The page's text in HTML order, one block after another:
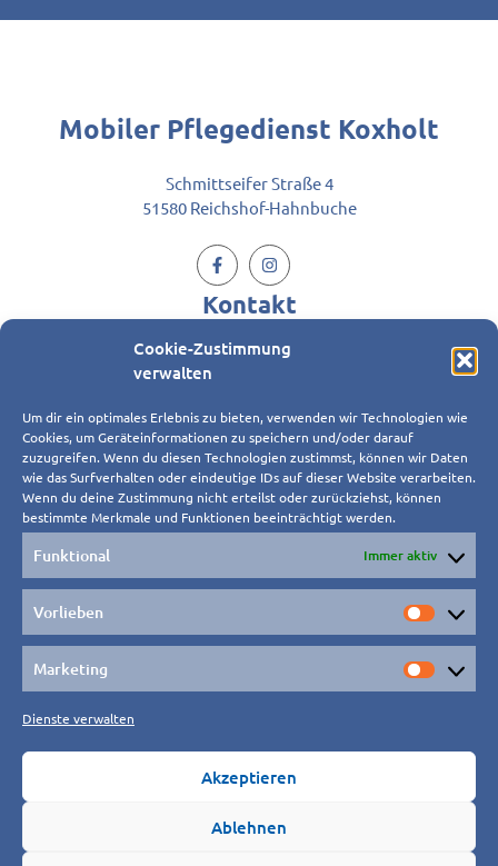
Cookie-Zustimmung
verwalten
Um dir ein optimales Erlebnis zu bieten, verwenden wir Technologien wie
Cookies, um Geräteinformationen zu speichern und/oder darauf
zuzugreifen. Wenn du diesen Technologien zustimmst, können wir Daten
wie das Surfverhalten oder eindeutige IDs auf dieser Website verarbeiten.
Wenn du deine Zustimmung nicht erteilst oder zurückziehst, können
bestimmte Merkmale und Funktionen beeinträchtigt werden.
Funktional Immer aktiv
Vorlieben
Marketing
Dienste verwalten
Akzeptieren
Ablehnen
Mobiler Pflegedienst Koxholt
Schmittseifer Straße 4
51580 Reichshof-Hahnbuche
Kontakt
Jetzt schreiben oder anrufen:
Zentrale: 02265 509
Schmittseifer Straße 4,
51580 Reichshof-Hahnbuche
Rechtliches
Favoriten
Hauswirtschaft